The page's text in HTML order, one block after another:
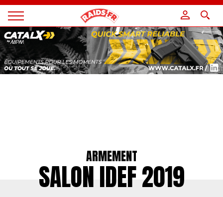
Magazine
Raids
ARMEMENT
SALON IDEF 2019
Panneau de gestion des cookies